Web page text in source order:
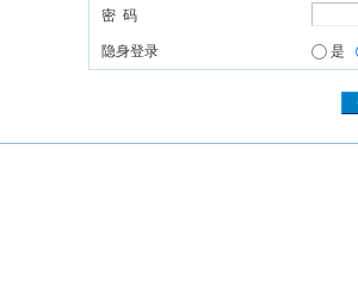
密 码
隐身登录 是